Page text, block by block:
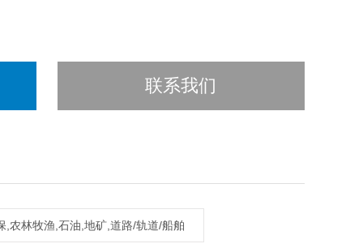
联系我们
,农林牧渔,石油,地矿,道路/轨道/船舶